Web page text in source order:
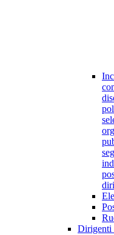
Dirigenti